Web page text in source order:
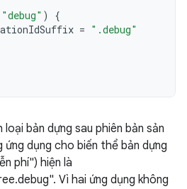
"debug" )
{
= ".debug"
bản dựng sau phiên bản sản
ứng dụng cho biến thể bản dựng
phí") hiện là
Vì hai ứng dụng không